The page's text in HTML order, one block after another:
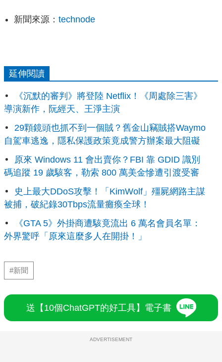
新聞來源： technode
延伸閱讀
《沉默的審判》將登陸 Netflix！《周處除三害》
導演新作，阮經天、王淨主演
29顆鏡頭也抓不到一個賊？舊金山竊賊搭Waymo
自駕車逃逸，隱私保護政策竟成警方辦案最大阻礙
原來 Windows 11 會出賣你？FBI 靠 GDID 識別
碼追蹤 19 歲駭客，勒索 800 萬美金慘遭引渡受審
史上最大DDoS攻擊！「KimWolf」殭屍網路主謀
被捕，破紀錄30Tbps流量癱瘓全球！
《GTA 5》外掛商遭駭竟流出 6 萬名會員名單：
外界驚呼「原來這麼多人在開掛！」
#新聞
送【10個ChatGPT的好工具】電子書
ADVERTISEMENT